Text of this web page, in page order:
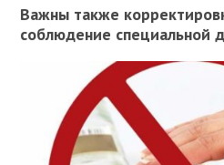
Важны также
соблюдение специальной